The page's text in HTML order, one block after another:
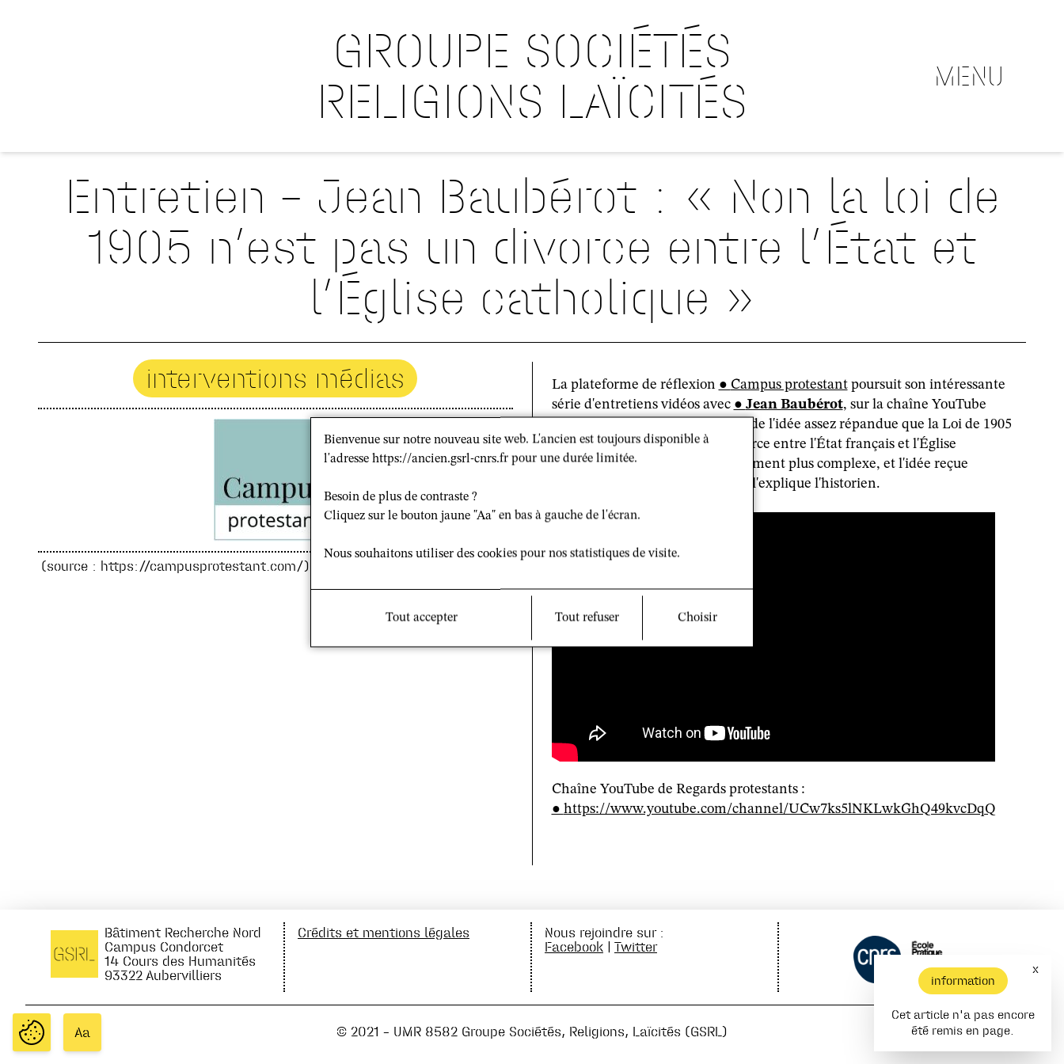
GROUPE SOCIÉTÉS
RELIGIONS LAÏCITÉS
MENU
Entretien – Jean Baubérot : « Non la loi de
1905 n’est pas un divorce entre l’État et
l’Église catholique »
interventions médias
(source : https://campusprotestant.com/)
La plateforme de réflexion Campus protestantpoursuit son intéressante
série d'entretiens vidéos avec
Jean Baubérot, sur la chaîne YouTube
. Il y parle de l'idée assez répandue que la Loi de 1905
serait la loi qui a entériné le divorce entre l'État français et l'Église
catholique. La réalité est évidemment plus complexe, et l'idée reçue
clairement fausse, comme nous l'explique l'historien.
Chaîne YouTube de Regards protestants :
https://www.youtube.com/channel/UCw7ks5lNKLwkGhQ49kvcDqQ
x
information
Cet article n'a pas encore
été remis en page.
Bienvenue sur notre nouveau site web. L'ancien est toujours disponible à
l'adresse https://ancien.gsrl-cnrs.fr pour une durée limitée.
Besoin de plus de contraste ?
Cliquez sur le bouton jaune "Aa" en bas à gauche de l'écran.
Nous souhaitons utiliser des cookies pour nos statistiques de visite.
Tout accepter Tout refuser Choisir
Aa
Bâtiment Recherche Nord
Campus Condorcet
14 Cours des Humanités
93322 Aubervilliers
Crédits et mentions légales
Nous rejoindre sur :
Facebook | Twitter
© 2021 – UMR 8582 Groupe Sociétés, Religions, Laïcités (GSRL)